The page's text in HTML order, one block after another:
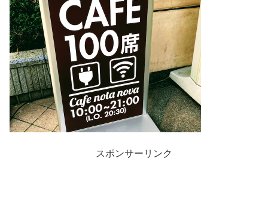
スポンサーリンク